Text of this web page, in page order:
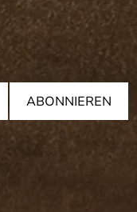
ABONNIEREN